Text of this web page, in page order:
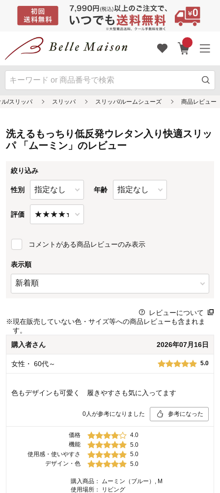
洗えるもっちり低反発ウレタン入り快適スリッ
パ 「ムーミン」のレビュー
絞り込み
性別 年齢
評価
コメントがある商品レビューのみ表示
表示順
レビューについて
※現在販売していない色・サイズ等への商品レビューも含まれま
す。
購入者さん 2026年07月16日
女性 ・ 60代～ 5.0
色もデザインも可愛く 履きやすさも気に入ってます
0人が参考になりました 参考になった
価格
4.0
機能
5.0
使用感・使いやすさ
5.0
デザイン・色
5.0
購入商品： ムーミン（ブルー）, M
使用場所：
リビング